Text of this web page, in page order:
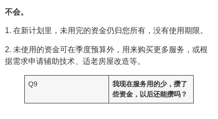
不会。
1. 在新计划里，未用完的资金仍归您所有，没有使用期限。
2. 未使用的资金可在季度预算外，用来购买更多服务，或根
据需求申请辅助技术、适老房屋改造等。
Q9
我现在服务用的少，攒了
些资金，以后还能攒吗？